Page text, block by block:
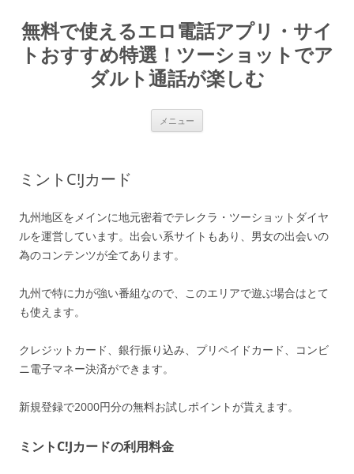
テ
ン
ツ
無料で使えるエロ電話アプリ・サイ
トおすすめ特選！ツーショットでア
ダルト通話が楽しむ
メニュー
ミントC!Jカード
九州地区をメインに地元密着でテレクラ・ツーショットダイヤ
ルを運営しています。出会い系サイトもあり、男女の出会いの
為のコンテンツが全てあります。
九州で特に力が強い番組なので、このエリアで遊ぶ場合はとて
も使えます。
クレジットカード、銀行振り込み、プリペイドカード、コンビ
ニ電子マネー決済ができます。
新規登録で2000円分の無料お試しポイントが貰えます。
ミントC!Jカードの利用料金